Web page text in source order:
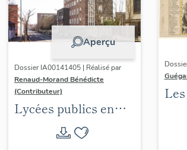
Aperçu
Dossier IA00141405 | Réalisé par
Renaud-Morand Bénédicte
(Contributeur)
Lycées publics en
espace urbain (1802-